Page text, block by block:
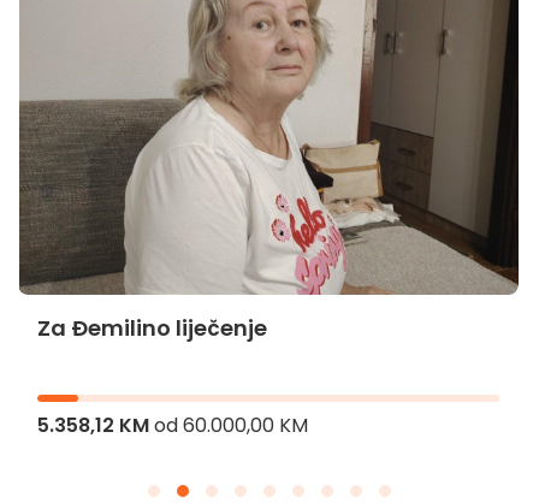
Za Đemilino liječenje
5.358,12 KMod60.000,00 KM